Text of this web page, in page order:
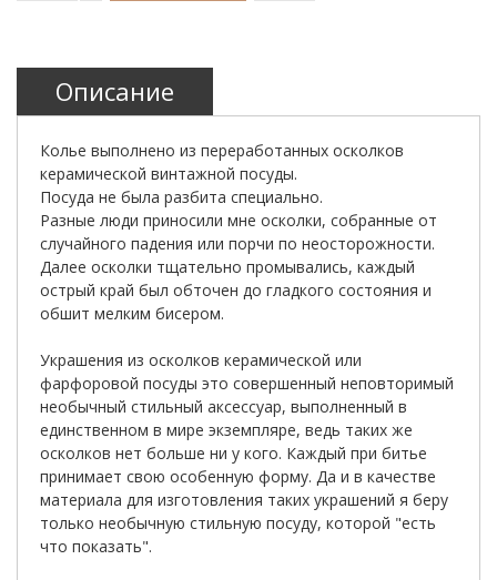
Описание
Колье выполнено из переработанных осколков
керамической винтажной посуды.
Посуда не была разбита специально.
Разные люди приносили мне осколки, собранные от
случайного падения или порчи по неосторожности.
Далее осколки тщательно промывались, каждый
острый край был обточен до гладкого состояния и
обшит мелким бисером.
Украшения из осколков керамической или
фарфоровой посуды это совершенный неповторимый
необычный стильный аксессуар, выполненный в
единственном в мире экземпляре, ведь таких же
осколков нет больше ни у кого. Каждый при битье
принимает свою особенную форму. Да и в качестве
материала для изготовления таких украшений я беру
только необычную стильную посуду, которой "есть
что показать".